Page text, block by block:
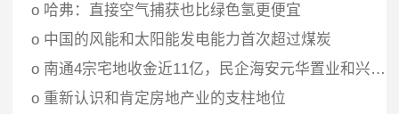
o 哈弗：直接空气捕获也比绿色氢更便宜
o 中国的风能和太阳能发电能力首次超过煤炭
o 南通4宗宅地收金近11亿，民企海安元华置业和兴隆兴业地产集团各摘一宗
o 重新认识和肯定房地产业的支柱地位